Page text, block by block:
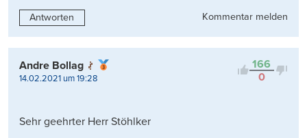
Antworten Kommentar melden
166
0
Andre Bollag
14.02.2021 um 19:28
Sehr geehrter Herr Stöhlker